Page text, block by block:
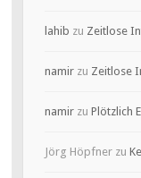
lahib zu Zeitlose
namirzu Zeitlose
namirzu Plötzlich
Jörg Höpfnerzu